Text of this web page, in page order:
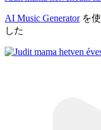
AI Music Generatorを使
した